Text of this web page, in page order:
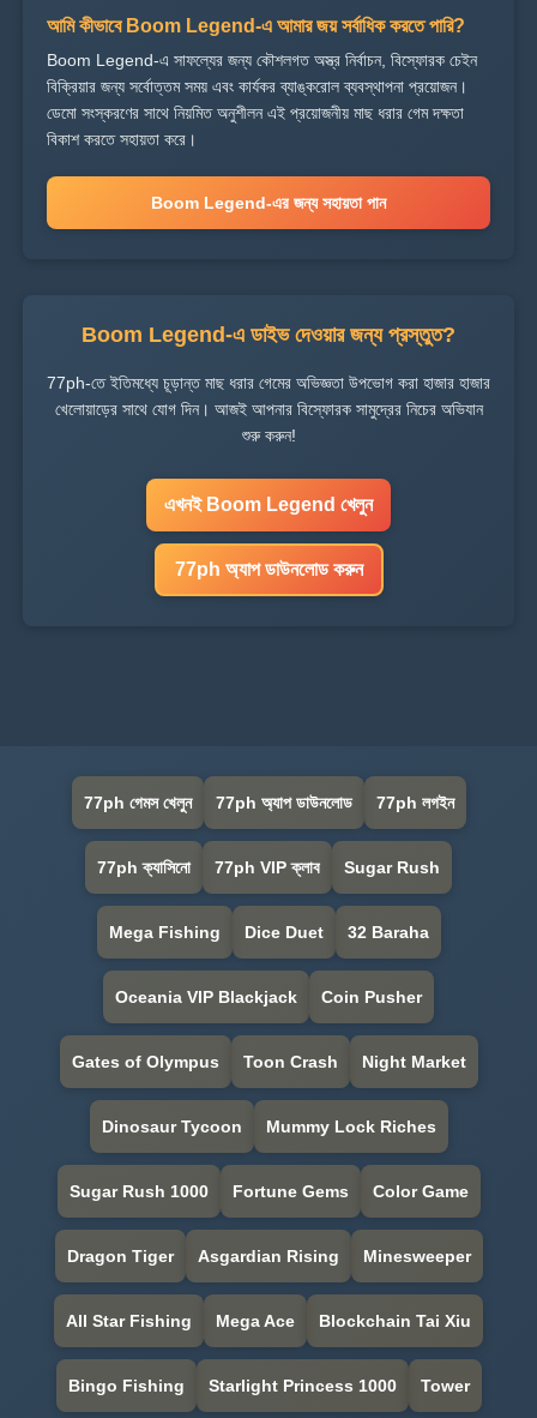
আমি কীভাবে Boom Legend-এ আমার জয় সর্বাধিক করতে পারি?
Boom Legend-এ সাফল্যের জন্য কৌশলগত অস্ত্র নির্বাচন, বিস্ফোরক চেইন
বিক্রিয়ার জন্য সর্বোত্তম সময় এবং কার্যকর ব্যাঙ্করোল ব্যবস্থাপনা প্রয়োজন।
ডেমো সংস্করণের সাথে নিয়মিত অনুশীলন এই প্রয়োজনীয় মাছ ধরার গেম দক্ষতা
বিকাশ করতে সহায়তা করে।
Boom Legend-এর জন্য সহায়তা পান
Boom Legend-এ ডাইভ দেওয়ার জন্য প্রস্তুত?
77ph-তে ইতিমধ্যে চূড়ান্ত মাছ ধরার গেমের অভিজ্ঞতা উপভোগ করা হাজার হাজার
খেলোয়াড়ের সাথে যোগ দিন। আজই আপনার বিস্ফোরক সামুদ্রের নিচের অভিযান
শুরু করুন!
এখনই Boom Legend খেলুন
77ph অ্যাপ ডাউনলোড করুন
77ph গেমস খেলুন 77ph অ্যাপ ডাউনলোড 77ph লগইন
77ph ক্যাসিনো 77ph VIP ক্লাব Sugar Rush
Mega Fishing Dice Duet 32 Baraha
Oceania VIP Blackjack Coin Pusher
Gates of Olympus Toon Crash Night Market
Dinosaur Tycoon Mummy Lock Riches
Sugar Rush 1000 Fortune Gems Color Game
Dragon Tiger Asgardian Rising Minesweeper
All Star Fishing Mega Ace Blockchain Tai Xiu
Bingo Fishing Starlight Princess 1000 Tower